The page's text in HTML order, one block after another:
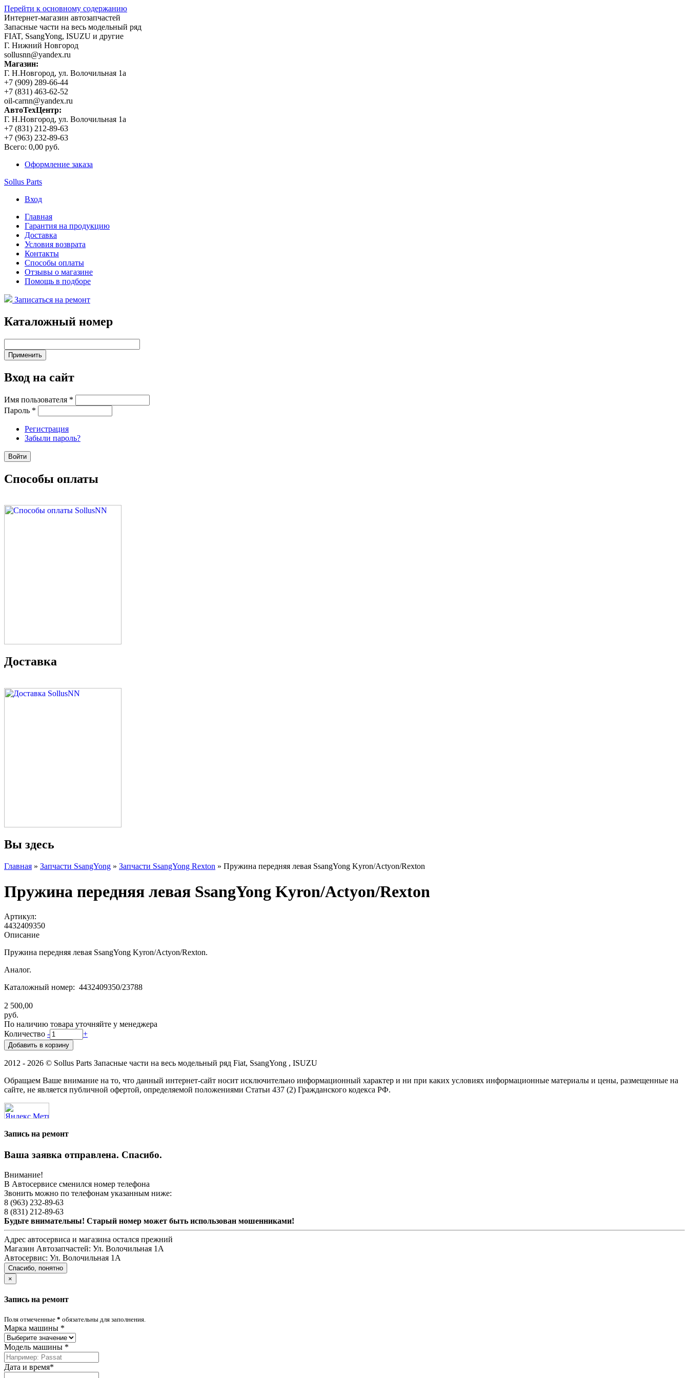
Перейти к основному содержанию
Интернет-магазин автозапчастей
Запасные части на весь модельный ряд
FIAT, SsangYong, ISUZU и другие
Г. Нижний Новгород
sollusnn@yandex.ru
Магазин:
Г. Н.Новгород, ул. Волочильная 1а
+7 (909) 289-66-44
+7 (831) 463-62-52
oil-carnn@yandex.ru
АвтоТехЦентр:
Г. Н.Новгород, ул. Волочильная 1а
+7 (831) 212-89-63
+7 (963) 232-89-63
Всего: 0,00 руб.
Оформление заказа
Sollus Parts
Вход
Главная
Гарантия на продукцию
Доставка
Условия возврата
Контакты
Способы оплаты
Отзывы о магазине
Помощь в подборе
Записаться на ремонт
Каталожный номер
Вход на сайт
Имя пользователя *
Пароль *
Регистрация
Забыли пароль?
Способы оплаты
Доставка
Вы здесь
Главная » Запчасти SsangYong » Запчасти SsangYong Rexton » Пружина передняя левая SsangYong Kyron/Actyon/Rexton
Пружина передняя левая SsangYong Kyron/Actyon/Rexton
Артикул:
4432409350
Описание
Пружина передняя левая SsangYong Kyron/Actyon/Rexton.
Аналог.
Каталожный номер: 4432409350/23788
2 500,00
руб.
По наличию товара уточняйте у менеджера
Количество - +
2012 - 2026 © Sollus Parts Запасные части на весь модельный ряд Fiat, SsangYong , ISUZU
Обращаем Ваше внимание на то, что данный интернет-сайт носит исключительно информационный характер и ни при каких условиях информационные материалы и цены, размещенные на
сайте, не является публичной офертой, определяемой положениями Статьи 437 (2) Гражданского кодекса РФ.
Запись на ремонт
Ваша заявка отправлена. Спасибо.
Внимание!
В Автосервисе сменился номер телефона
Звонить можно по телефонам указанным ниже:
8 (963) 232-89-63
8 (831) 212-89-63
Будьте внимательны! Старый номер может быть использован мошенниками!
Адрес автосервиса и магазина остался прежний
Магазин Автозапчастей: Ул. Волочильная 1А
Автосервис: Ул. Волочильная 1А
Спасибо, понятно
×
Запись на ремонт
Поля отмеченные * обязательны для заполнения.
Марка машины *
Модель машины *
Дата и время*